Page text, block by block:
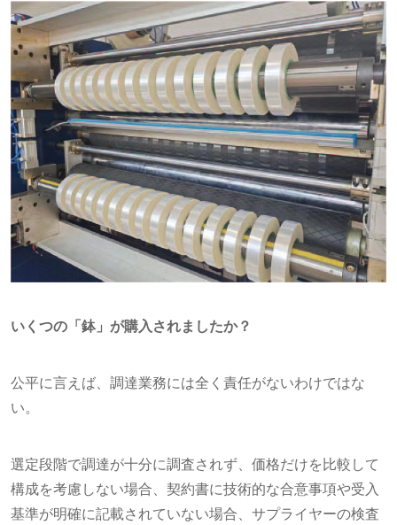
いくつの「鉢」が購入されましたか？
公平に言えば、調達業務には全く責任がないわけではな
い。
選定段階で調達が十分に調査されず、価格だけを比較して
構成を考慮しない場合、契約書に技術的な合意事項や受入
基準が明確に記載されていない場合、サプライヤーの検査